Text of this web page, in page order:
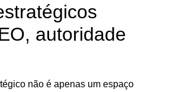
autoridade
não é apenas um espaço